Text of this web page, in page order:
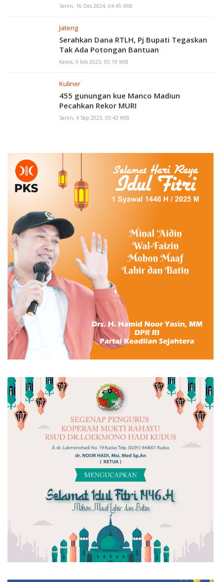
Senin, 16 Des 2024, 04:45 WIB
Jateng
Serahkan Dana RTLH, Pj Bupati Tegaskan
Tak Ada Potongan Bantuan
Kamis, 9 Feb 2023, 05:19 WIB
Kuliner
455 gunungan kue Manco Madiun
Pecahkan Rekor MURI
Senin, 4 Sep 2023, 05:42 WIB